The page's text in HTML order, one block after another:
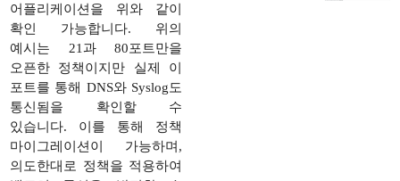
어플리케이션을 위와 같이
확인 가능합니다. 위의
예시는 21과 80포트만을
오픈한 정책이지만 실제 이
포트를 통해 DNS와 Syslog도
통신됨을 확인할 수
있습니다. 이를 통해 정책
마이그레이션이 가능하며,
의도한대로 정책을 적용하여